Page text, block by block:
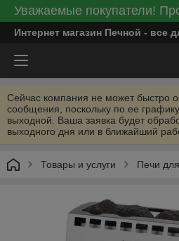
Уважаемые покупатели!
Интернет магазин Печной -
Сейчас компания не может быстро
сообщения, поскольку по ее
выходной. Ваша заявка будет
выходного дня или в ближайший
Товары и услуги Печи